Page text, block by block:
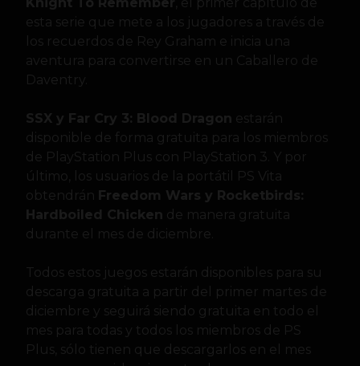
esta serie que mete a los jugadores a través de
los recuerdos de Rey Graham e inicia una
aventura para convertirse en un Caballero de
Daventry.
SSX y Far Cry 3: Blood Dragon estarán
disponible de forma gratuita para los miembros
de PlayStation Plus con PlayStation 3. Y por
último, los usuarios de la portátil PS Vita
obtendrán Freedom Wars y Rocketbirds:
Hardboiled Chicken de manera gratuita
durante el mes de diciembre.
Todos estos juegos estarán disponibles para su
descarga gratuita a partir del primer martes de
diciembre y seguirá siendo gratuita en todo el
mes para todas y todos los miembros de PS
Plus, sólo tienen que descargarlos en el mes